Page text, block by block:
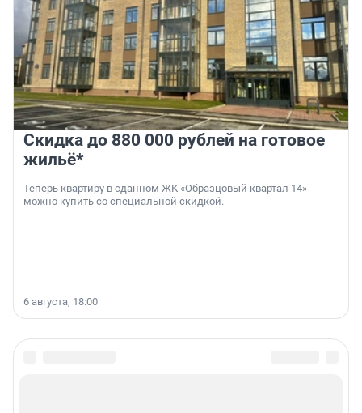
Скидка до 880 000 рублей на готовое
жильё*
Теперь квартиру в сданном ЖК «Образцовый квартал 14»
можно купить со специальной скидкой.
6 августа, 18:00